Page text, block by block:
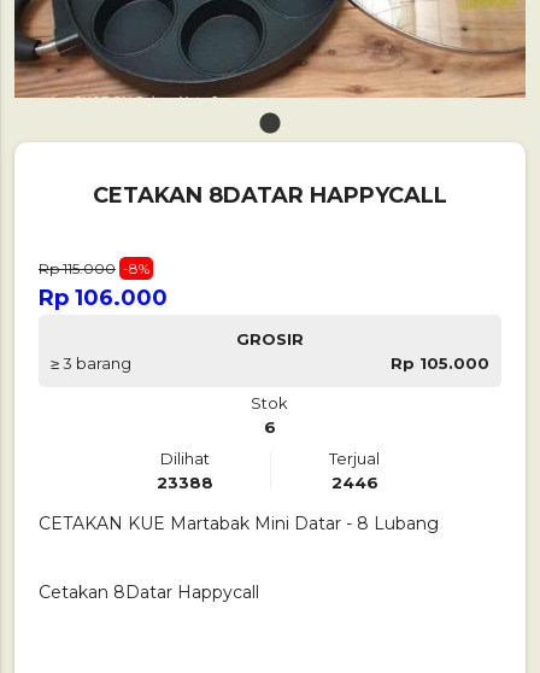
1
CETAKAN 8DATAR HAPPYCALL
Rp 115.000 -8%
Rp 106.000
GROSIR
≥ 3 barang
Rp 105.000
Stok
6
Dilihat
23388
Terjual
2446
CETAKAN KUE Martabak Mini Datar - 8 Lubang
Cetakan 8Datar Happycall